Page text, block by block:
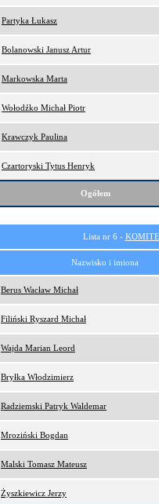
Partyka Łukasz
Bolanowski Janusz Artur
Markowska Marta
Wołodźko Michał Piotr
Krawczyk Paulina
Czartoryski Tytus Henryk
Ogółem
Lista nr 6 -
Nazwisko i imiona
Berus Wacław Michał
Filiński Ryszard Michał
Wajda Marian Leord
Bryłka Włodzimierz
Radziemski Patryk Waldemar
Mroziński Bogdan
Malski Tomasz Mateusz
Żyszkiewicz Jerzy